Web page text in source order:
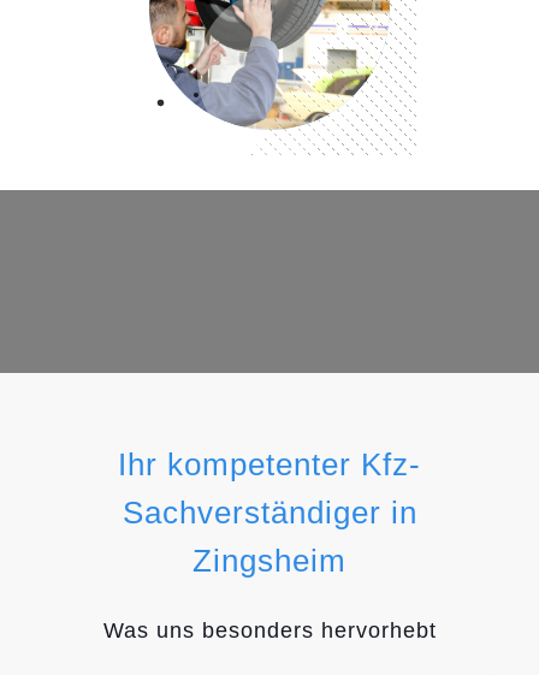
Ihr kompetenter Kfz-
Sachverständiger in
Zingsheim
Was uns besonders hervorhebt